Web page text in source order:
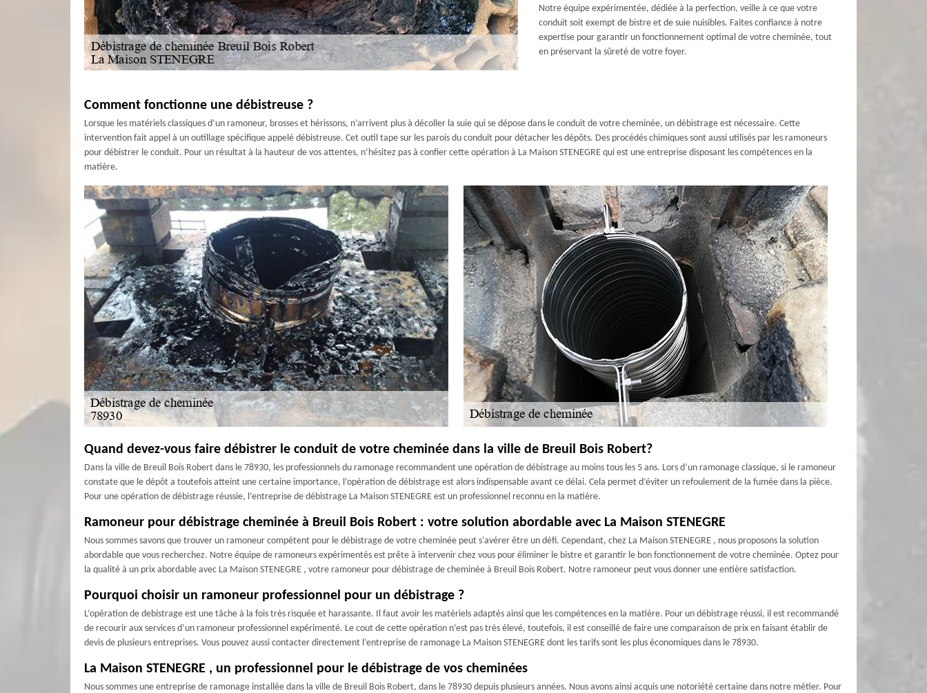
Notre équipe expérimentée, dédiée à la perfection, veille à ce que votre
conduit soit exempt de bistre et de suie nuisibles. Faites confiance à notre
expertise pour garantir un fonctionnement optimal de votre cheminée, tout
en préservant la sûreté de votre foyer.
Comment fonctionne une débistreuse ?
Lorsque les matériels classiques d’un ramoneur, brosses et hérissons, n’arrivent plus à décoller la suie qui se dépose dans le conduit de votre cheminée, un débistrage est nécessaire. Cette
intervention fait appel à un outillage spécifique appelé débistreuse. Cet outil tape sur les parois du conduit pour détacher les dépôts. Des procédés chimiques sont aussi utilisés par les ramoneurs
pour débistrer le conduit. Pour un résultat à la hauteur de vos attentes, n’hésitez pas à confier cette opération à La Maison STENEGRE qui est une entreprise disposant les compétences en la
matière.
Quand devez-vous faire débistrer le conduit de votre cheminée dans la ville de Breuil Bois Robert?
Dans la ville de Breuil Bois Robert dans le 78930, les professionnels du ramonage recommandent une opération de débistrage au moins tous les 5 ans. Lors d’un ramonage classique, si le ramoneur
constate que le dépôt a toutefois atteint une certaine importance, l’opération de débistrage est alors indispensable avant ce délai. Cela permet d’éviter un refoulement de la fumée dans la pièce.
Pour une opération de débistrage réussie, l’entreprise de débistrage La Maison STENEGRE est un professionnel reconnu en la matière.
Ramoneur pour débistrage cheminée à Breuil Bois Robert : votre solution abordable avec La Maison STENEGRE
Nous sommes savons que trouver un ramoneur compétent pour le débistrage de votre cheminée peut s'avérer être un défi. Cependant, chez La Maison STENEGRE , nous proposons la solution
abordable que vous recherchez. Notre équipe de ramoneurs expérimentés est prête à intervenir chez vous pour éliminer le bistre et garantir le bon fonctionnement de votre cheminée. Optez pour
la qualité à un prix abordable avec La Maison STENEGRE , votre ramoneur pour débistrage de cheminée à Breuil Bois Robert. Notre ramoneur peut vous donner une entière satisfaction.
Pourquoi choisir un ramoneur professionnel pour un débistrage ?
L’opération de debistrage est une tâche à la fois très risquée et harassante. Il faut avoir les matériels adaptés ainsi que les compétences en la matière. Pour un débistrage réussi, il est recommandé
de recourir aux services d’un ramoneur professionnel expérimenté. Le cout de cette opération n’est pas très élevé, toutefois, il est conseillé de faire une comparaison de prix en faisant établir de
devis de plusieurs entreprises. Vous pouvez aussi contacter directement l’entreprise de ramonage La Maison STENEGRE dont les tarifs sont les plus économiques dans le 78930.
La Maison STENEGRE , un professionnel pour le débistrage de vos cheminées
Nous sommes une entreprise de ramonage installée dans la ville de Breuil Bois Robert, dans le 78930 depuis plusieurs années. Nous avons ainsi acquis une notoriété certaine dans notre métier. Pour